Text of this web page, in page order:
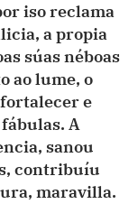
iso reclama
a propia
súas néboas
ao lume, o
e
A
sanou
contribuíu
maravilla.